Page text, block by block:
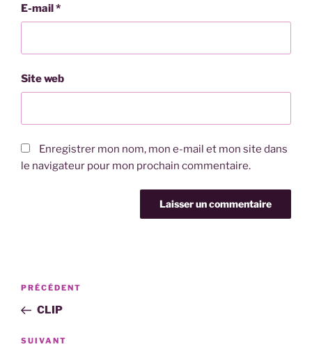
E-mail*
Site web
Enregistrer mon nom, mon e-mail et mon site dans
le navigateur pour mon prochain commentaire.
Navigation
l’article
Article
précédent
PRÉCÉDENT
CLIP
Article
SUIVANT